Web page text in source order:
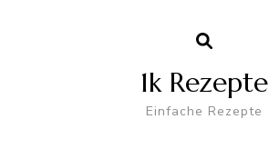
1k Rezepte
Einfache Rezepte